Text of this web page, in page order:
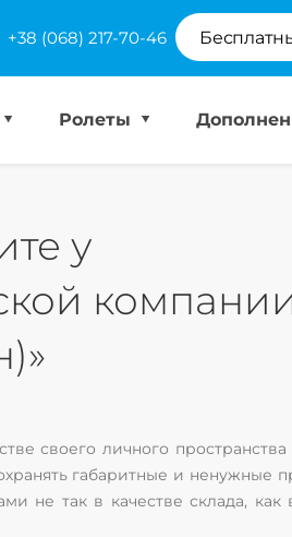
+38 (068) 217-70-46
Ролеты
у
своего личного
габаритные и ненужные
не так в качестве склада, как